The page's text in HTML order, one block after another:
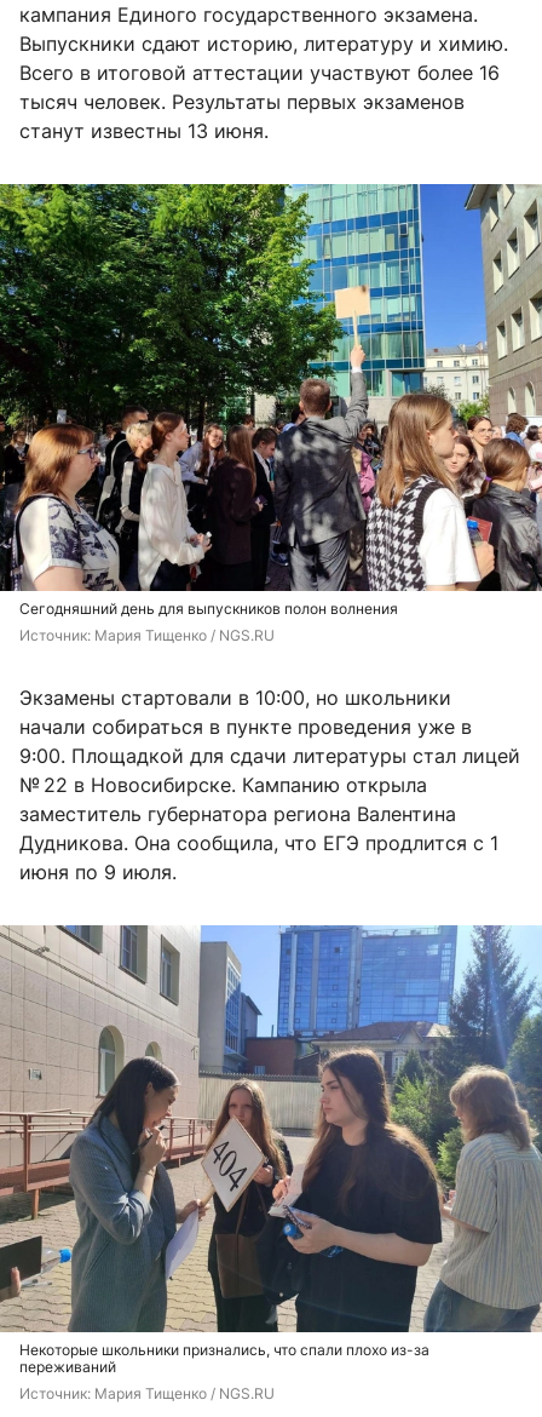
кампания Единого государственного экзамена.
Выпускники сдают историю, литературу и химию.
Всего в итоговой аттестации участвуют более 16
тысяч человек. Результаты первых экзаменов
станут известны 13 июня.
Сегодняшний день для выпускников полон волнения
Источник: Мария Тищенко / NGS.RU
Экзамены стартовали в 10:00, но школьники
начали собираться в пункте проведения уже в
9:00. Площадкой для сдачи литературы стал лицей
№ 22 в Новосибирске. Кампанию открыла
заместитель губернатора региона Валентина
Дудникова. Она сообщила, что ЕГЭ продлится с 1
июня по 9 июля.
Некоторые школьники признались, что спали плохо из-за
переживаний
Источник: Мария Тищенко / NGS.RU